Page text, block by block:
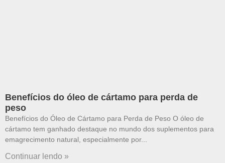
Benefícios do óleo de cártamo para perda de
peso
Benefícios do Óleo de Cártamo para Perda de Peso O óleo de
cártamo tem ganhado destaque no mundo dos suplementos para
emagrecimento natural, especialmente por
Continuar lendo »